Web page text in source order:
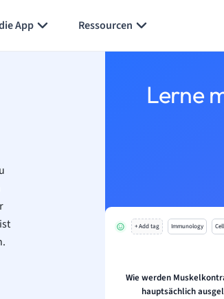
App Ressourcen
Lerne
+ Add tag Immunology
Wie werden
hauptsächlich